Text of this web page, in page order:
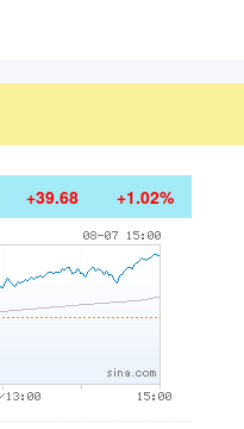
+39.68 +1.02%